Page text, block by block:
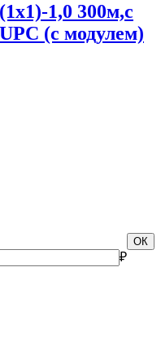
1,0 300м,c
(с модулем)
ОК
₽